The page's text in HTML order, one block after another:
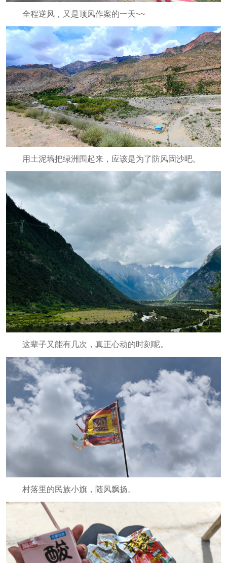
全程逆风，又是顶风作案的一天~~
用土泥墙把绿洲围起来，应该是为了防风固沙吧。
这辈子又能有几次，真正心动的时刻呢。
村落里的民族小旗，随风飘扬。